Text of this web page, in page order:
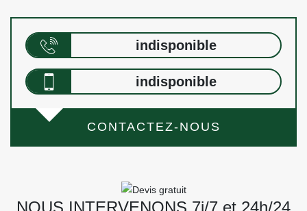
indisponible
indisponible
CONTACTEZ-NOUS